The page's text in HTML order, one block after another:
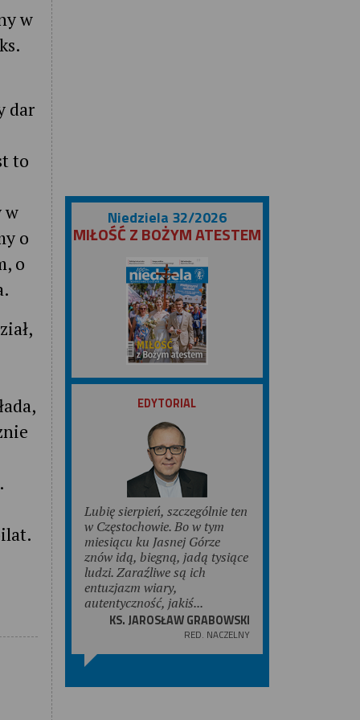
w
dar
to
w
o
o
Niedziela 32/2026
MIŁOŚĆ Z BOŻYM ATESTEM
ZOBACZ
EDYTORIAL
Lubię sierpień, szczególnie ten
w Częstochowie. Bo w tym
miesiącu ku Jasnej Górze
znów idą, biegną, jadą tysiące
ludzi. Zaraźliwe są ich
entuzjazm wiary,
autentyczność, jakiś...
KS. JAROSŁAW GRABOWSKI
RED. NACZELNY